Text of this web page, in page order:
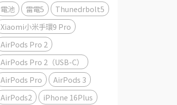
電池
雷電5
Thunedrbolt5
Xiaomi小米手環9 Pro
AirPods Pro 2
AirPods Pro 2（USB-C）
AirPods Pro
AirPods 3
AirPods2
iPhone 16Plus